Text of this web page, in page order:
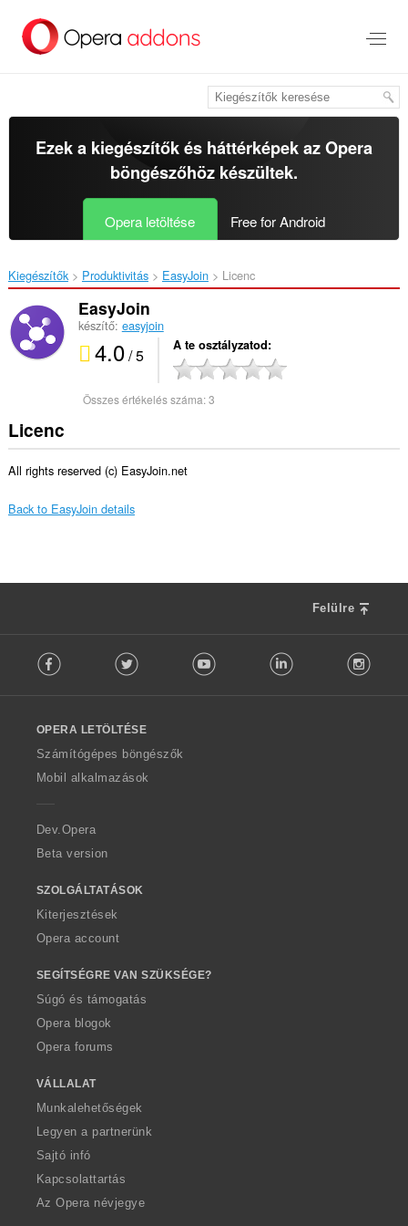
Ezek a kiegészítők és háttérképek azOpera
böngészőhözkészültek.
Opera letöltése Free for Android
Kiegészítők Produktivitás EasyJoin‎ Licenc
EasyJoin
készítő: easyjoin
4.0/ 5 A te osztályzatod
Összes értékelés száma:3
Licenc
All rights reserved (c) EasyJoin.net
Back to EasyJoin details
Felülre
o
w
O
p
a
Facebook Twitter Youtube LinkedIn
OPERA LETÖLTÉSE
Számítógépes böngészők
Mobil alkalmazások
Dev.Opera
Beta version
SZOLGÁLTATÁSOK
Kiterjesztések
Opera account
SEGÍTSÉGRE VAN SZÜKSÉGE?
Súgó és támogatás
Opera blogok
Opera forums
VÁLLALAT
Munkalehetőségek
Legyen a partnerünk
Sajtó infó
Kapcsolattartás
Az Opera névjegye